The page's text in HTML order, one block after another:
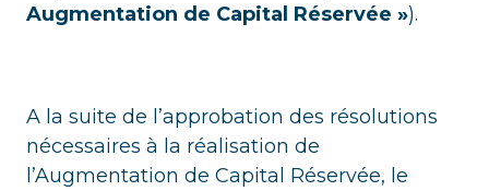
Augmentation de Capital Réservée »).
A la suite de l’approbation des résolutions
nécessaires à la réalisation de
l’Augmentation de Capital Réservée, le